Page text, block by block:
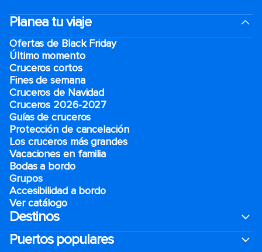
Planea tu viaje
Ofertas de Black Friday
Último momento
Cruceros cortos
Fines de semana
Cruceros de Navidad
Cruceros 2026-2027
Guías de cruceros
Protección de cancelación
Los cruceros más grandes
Vacaciones en familia
Bodas a bordo
Grupos
Accesibilidad a bordo
Ver catálogo
Destinos
Puertos populares